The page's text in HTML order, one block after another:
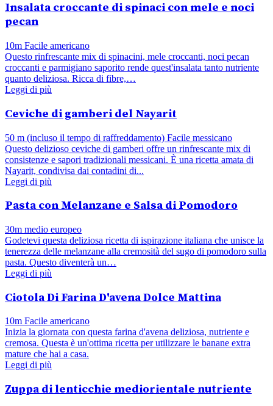
Insalata croccante di spinaci con mele e noci
pecan
10m Facile americano
Questo rinfrescante mix di spinacini, mele croccanti, noci pecan
croccanti e parmigiano saporito rende quest'insalata tanto nutriente
quanto deliziosa. Ricca di fibre,…
Leggi di più
Ceviche di gamberi del Nayarit
50 m (incluso il tempo di raffreddamento) Facile messicano
Questo delizioso ceviche di gamberi offre un rinfrescante mix di
consistenze e sapori tradizionali messicani. È una ricetta amata di
Nayarit, condivisa dai contadini di...
Leggi di più
Pasta con Melanzane e Salsa di Pomodoro
30m medio europeo
Godetevi questa deliziosa ricetta di ispirazione italiana che unisce la
tenerezza delle melanzane alla cremosità del sugo di pomodoro sulla
pasta. Questo diventerà un…
Leggi di più
Ciotola Di Farina D'avena Dolce Mattina
10m Facile americano
Inizia la giornata con questa farina d'avena deliziosa, nutriente e
cremosa. Questa è un'ottima ricetta per utilizzare le banane extra
mature che hai a casa.
Leggi di più
Zuppa di lenticchie mediorientale nutriente